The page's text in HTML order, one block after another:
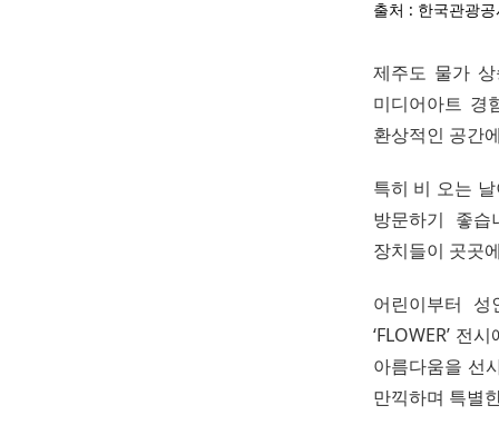
출처 : 한국관광
제주도 물가
미디어아트 경
환상적인 공간
특히 비 오는
방문하기 좋
장치들이 곳곳
어린이부터
‘FLOWER’ 전
아름다움을 선
만끽하며 특별